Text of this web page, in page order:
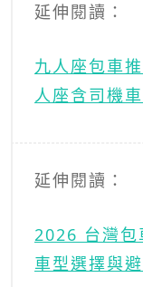
延伸閱讀：
九人座包車
人座含司機
延伸閱讀：
2026 台灣包
車型選擇與